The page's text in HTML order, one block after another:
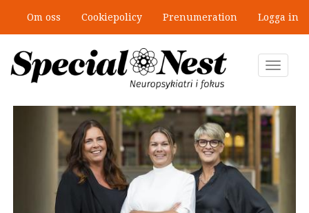
huvudinnehåll
Om oss Cookiepolicy Prenumeration Logga in
Toggle
”Jobbet gick bra – just därför togs
stödet bort”